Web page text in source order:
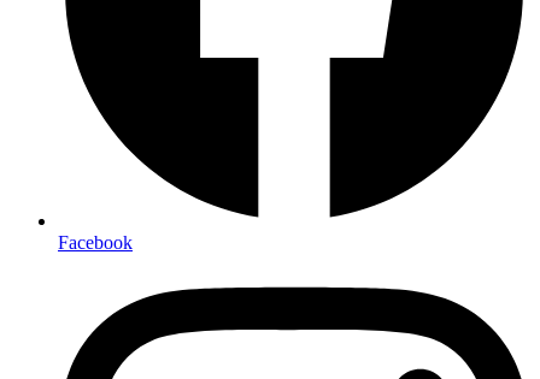
Facebook